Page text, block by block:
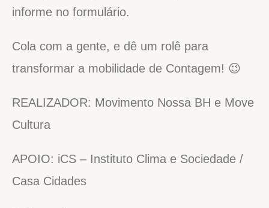
informe no formulário.
Cola com a gente, e dê um rolê para
transformar a mobilidade de Contagem! 😉
REALIZADOR: Movimento Nossa BH e Move
Cultura
APOIO: iCS – Instituto Clima e Sociedade /
Casa Cidades